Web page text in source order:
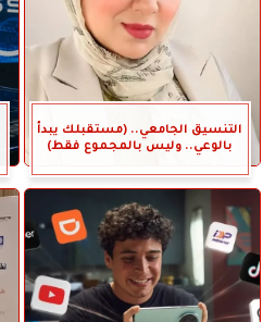
التنسيق الجامعي.. (مستقبلك يبدأ
بالوعي.. وليس بالمجموع فقط)